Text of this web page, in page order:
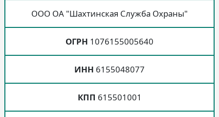
ООО ОА "Шахтинская Служба Охраны"
ОГРН 1076155005640
ИНН 6155048077
КПП 615501001